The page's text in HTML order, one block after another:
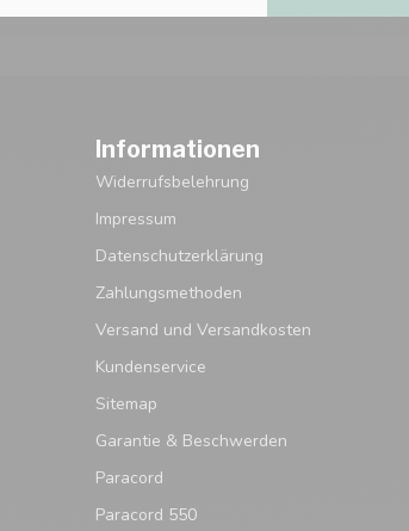
Informationen
Widerrufsbelehrung
Impressum
Datenschutzerklärung
Zahlungsmethoden
Versand und Versandkosten
Kundenservice
Sitemap
Garantie & Beschwerden
Paracord
Paracord 550